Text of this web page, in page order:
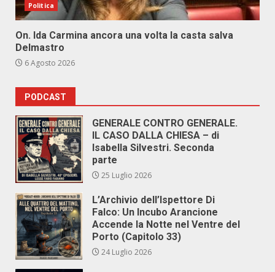
Politica
On. Ida Carmina ancora una volta la casta salva
Delmastro
6 Agosto 2026
PODCAST
GENERALE CONTRO GENERALE.
IL CASO DALLA CHIESA – di
Isabella Silvestri. Seconda
parte
25 Luglio 2026
L’Archivio dell’Ispettore Di
Falco: Un Incubo Arancione
Accende la Notte nel Ventre del
Porto (Capitolo 33)
24 Luglio 2026